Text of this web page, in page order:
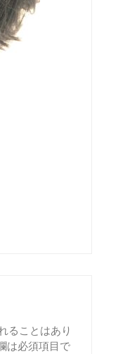
ることはあり
は必須項目で